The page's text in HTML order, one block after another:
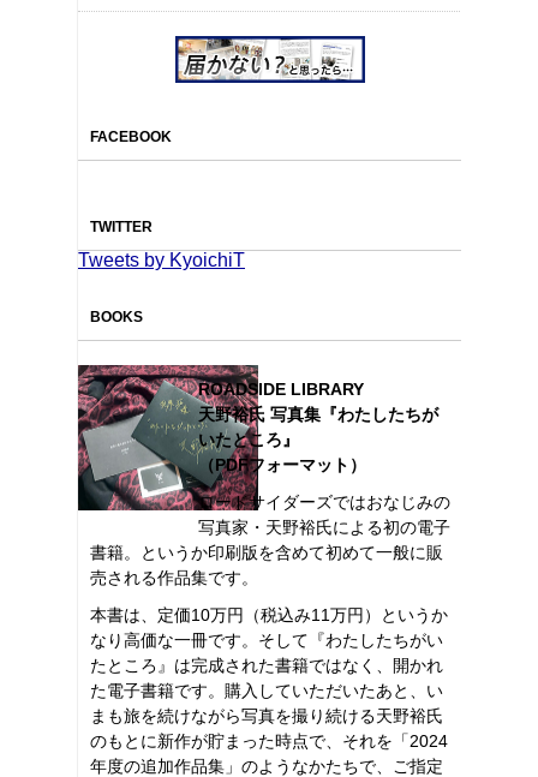
FACEBOOK
TWITTER
Tweets by KyoichiT
BOOKS
ROADSIDE LIBRARY
天野裕氏 写真集『わたしたちが
いたところ』
（PDFフォーマット）
ロードサイダーズではおなじみの
写真家・天野裕氏による初の電子
書籍。というか印刷版を含めて初めて一般に販
売される作品集です。
本書は、定価10万円（税込み11万円）というか
なり高価な一冊です。そして『わたしたちがい
たところ』は完成された書籍ではなく、開かれ
た電子書籍です。購入していただいたあと、い
まも旅を続けながら写真を撮り続ける天野裕氏
のもとに新作が貯まった時点で、それを「2024
年度の追加作品集」のようなかたちで、ご指定